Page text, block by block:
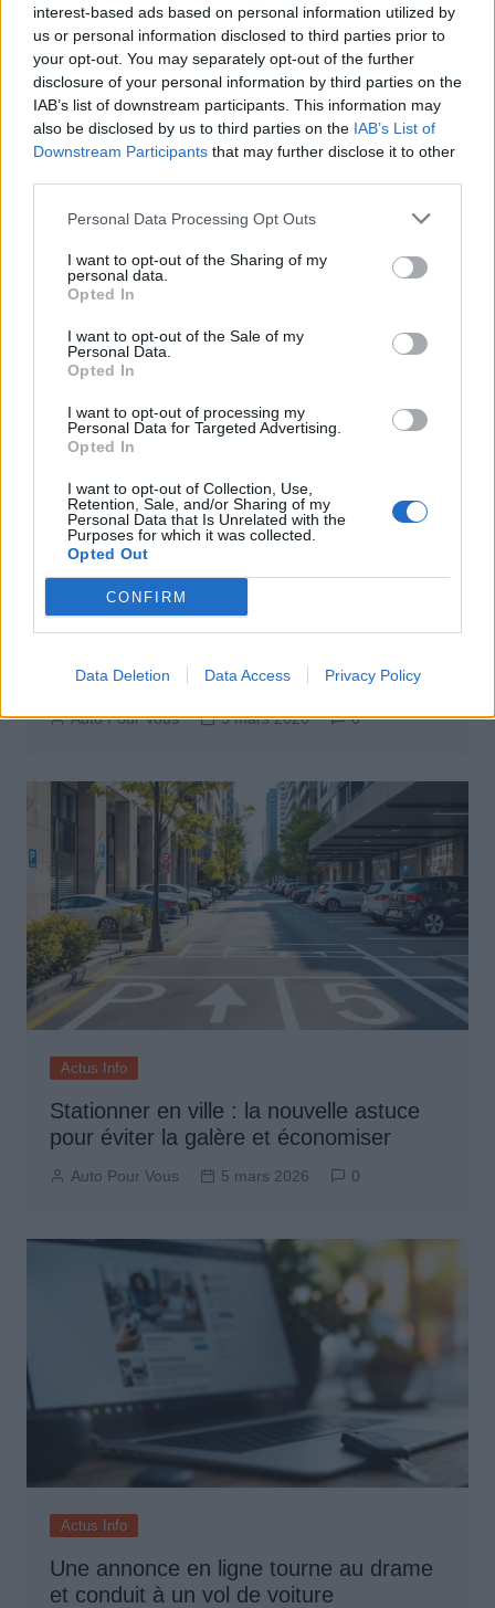
interest-based ads based on personal information utilized by
us or personal information disclosed to third parties prior to
your opt-out. You may separately opt-out of the further
disclosure of your personal information by third parties on the
IAB’s list of downstream participants. This information may
also be disclosed by us to third parties on the IAB’s List of
Downstream Participants that may further disclose it to other
Personal Data Processing Opt Outs
I want to opt-out of the Sharing of my
personal data.
Opted In
I want to opt-out of the Sale of my
Personal Data.
Opted In
I want to opt-out of processing my
Personal Data for Targeted Advertising.
Opted In
I want to opt-out of Collection, Use,
Retention, Sale, and/or Sharing of my
Personal Data that Is Unrelated with the
Purposes for which it was collected.
Opted Out
CONFIRM
Data Deletion Data Access Privacy Policy
Sécurité Automobile
accidentées à éviter absolument
Auto Pour Vous 5 mars 2026
payer moins cher à la pompe
Auto Pour Vous 5 mars 2026 0
Actus Info
Stationner en ville : la nouvelle astuce
pour éviter la galère et économiser
Auto Pour Vous 5 mars 2026 0
Actus Info
Une annonce en ligne tourne au drame
et conduit à un vol de voiture